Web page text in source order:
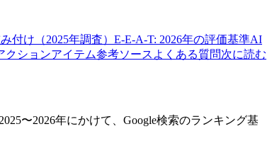
付け（2025年調査） E-E-A-T: 2026年の評価基準AI
クションアイテム参考ソース よくある質問次に読む
〜2026年にかけて、Google検索のランキング基